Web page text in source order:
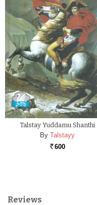
Talstay Yuddamu Shanthi
By Talstayy
Rs. 600
Reviews